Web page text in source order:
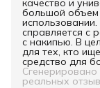
качество и
большой объем
справляется с
с накипью. В
для тех, кто
средство для
реальных